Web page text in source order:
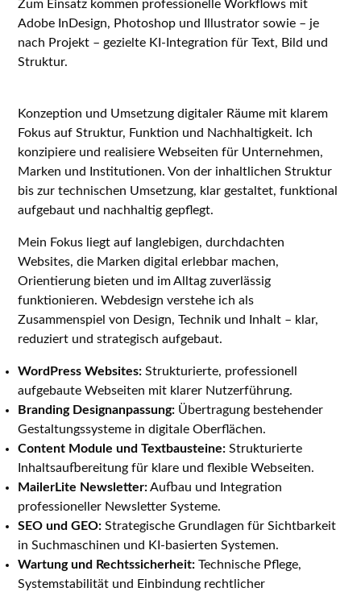
Zum Einsatz kommen professionelle Workflows mit
Adobe InDesign, Photoshop und Illustrator sowie – je
nach Projekt – gezielte KI-Integration für Text, Bild und
Struktur.
Konzeption und Umsetzung digitaler Räume mit klarem
Fokus auf Struktur, Funktion und Nachhaltigkeit. Ich
konzipiere und realisiere Webseiten für Unternehmen,
Marken und Institutionen. Von der inhaltlichen Struktur
bis zur technischen Umsetzung, klar gestaltet, funktional
aufgebaut und nachhaltig gepflegt.
Mein Fokus liegt auf langlebigen, durchdachten
Websites, die Marken digital erlebbar machen,
Orientierung bieten und im Alltag zuverlässig
funktionieren. Webdesign verstehe ich als
Zusammenspiel von Design, Technik und Inhalt – klar,
reduziert und strategisch aufgebaut.
WordPress Websites: Strukturierte, professionell
aufgebaute Webseiten mit klarer Nutzerführung.
Branding Designanpassung: Übertragung bestehender
Gestaltungssysteme in digitale Oberflächen.
Content Module und Textbausteine: Strukturierte
Inhaltsaufbereitung für klare und flexible Webseiten.
MailerLite Newsletter:Aufbau und Integration
professioneller Newsletter Systeme.
SEO und GEO: Strategische Grundlagen für Sichtbarkeit
in Suchmaschinen und KI-basierten Systemen.
Wartung und Rechtssicherheit: Technische Pflege,
Systemstabilität und Einbindung rechtlicher